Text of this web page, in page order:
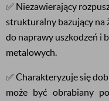
✅ Niezawierający
strukturalny bazujący na
do naprawy uszkodzeń i
metalowych.
✅ Charakteryzuje się
może być obrabiany